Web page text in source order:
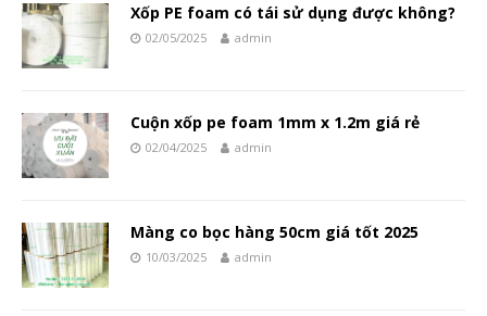
Xốp PE foam có tái sử dụng được không?
02/05/2025 admin
Cuộn xốp pe foam 1mm x 1.2m giá rẻ
02/04/2025 admin
Màng co bọc hàng 50cm giá tốt 2025
10/03/2025 admin